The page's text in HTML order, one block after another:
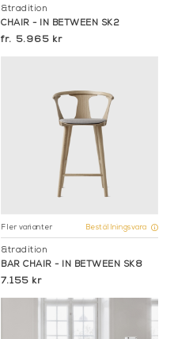
&tradition
CHAIR - IN BETWEEN SK2
5.965 kr
Fler varianter Beställningsvara
&tradition
BAR CHAIR - IN BETWEEN SK8
7.155 kr